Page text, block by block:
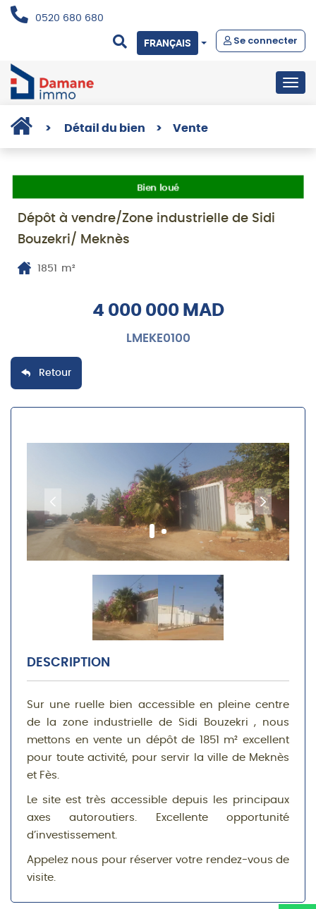
0520 680 680
Se connecter
FRANÇAIS
> Détail du bien > Vente
Bien loué
Dépôt à vendre/Zone industrielle de Sidi
Bouzekri/ Meknès
1851 m²
4 000 000 MAD
LMEKE0100
Retour
DESCRIPTION
Sur une ruelle bien accessible en pleine centre
de la zone industrielle de Sidi Bouzekri , nous
mettons en vente un dépôt de 1851 m² excellent
pour toute activité, pour servir la ville de Meknès
et Fès.
Le site est très accessible depuis les principaux
axes autoroutiers. Excellente opportunité
d’investissement.
Appelez nous pour réserver votre rendez-vous de
visite.